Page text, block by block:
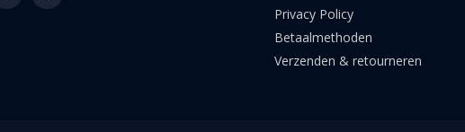
Privacy Policy
Betaalmethoden
Verzenden & retourneren